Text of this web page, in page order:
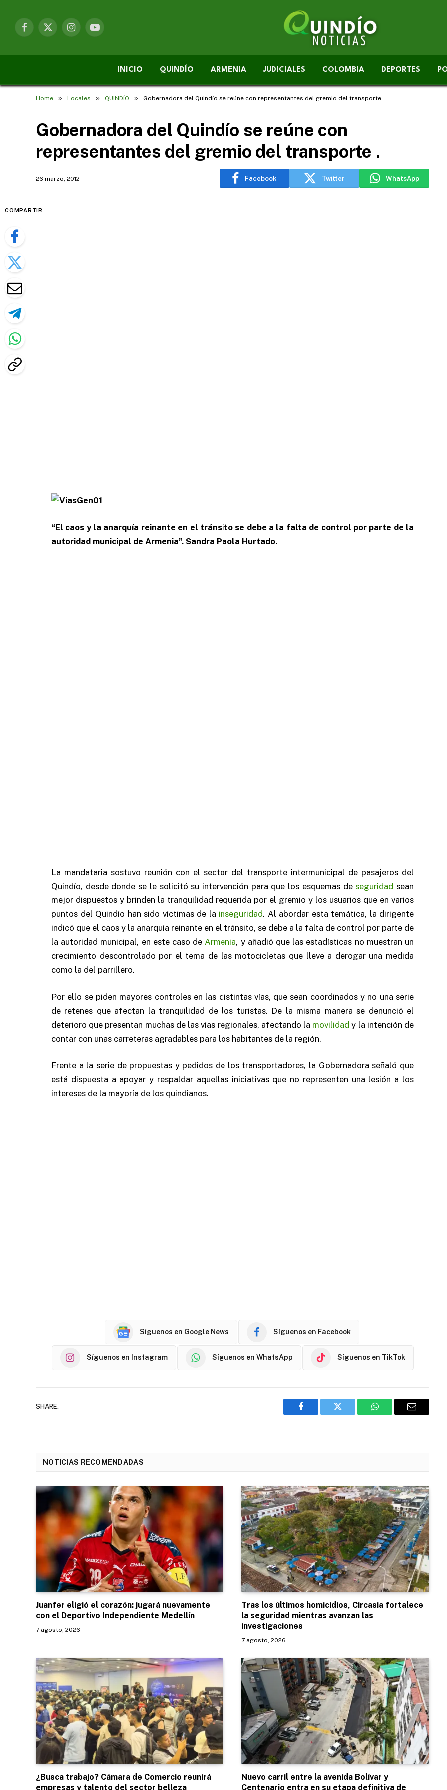
Facebook
X
InstagramYouTube
INICIO QUINDÍO ARMENIA JUDICIALES COLOMBIA DEPORTES
Home » Locales » QUINDÍO » Gobernadora del Quindío se reúne con representantes del gremio del transporte .
Gobernadora del Quindío se reúne con
representantes del gremio del transporte .
26 marzo, 2012 Facebook Twitter WhatsApp
COMPARTIR
“El caos y la anarquía reinante en el tránsito se debe a la falta de control por parte de la
autoridad municipal de Armenia”. Sandra Paola Hurtado.
La mandataria sostuvo reunión con el sector del transporte intermunicipal de pasajeros del
Quindío, desde donde se le solicitó su intervención para que los esquemas deseguridad sean
mejor dispuestos y brinden la tranquilidad requerida por el gremio y los usuarios que en varios
puntos del Quindío han sido víctimas de la inseguridad. Al abordar esta temática, la dirigente
indicó que el caos y la anarquía reinante en el tránsito, se debe a la falta de control por parte de
la autoridad municipal, en este caso deArmenia, y añadió que las estadísticas no muestran un
crecimiento descontrolado por el tema de las motocicletas que lleve a derogar una medida
como la del parrillero.
Por ello se piden mayores controles en las distintas vías, que sean coordinados y no una serie
de retenes que afectan la tranquilidad de los turistas. De la misma manera se denunció el
deterioro que presentan muchas de las vías regionales, afectando la movilidad y la intención de
contar con unas carreteras agradables para los habitantes de la región.
Frente a la serie de propuestas y pedidos de los transportadores, la Gobernadora señaló que
está dispuesta a apoyar y respaldar aquellas iniciativas que no representen una lesión a los
intereses de la mayoría de los quindianos.
Síguenos en Google News Síguenos en Facebook
Síguenos en Instagram Síguenos en WhatsApp Síguenos en TikTok
SHARE.
Facebook Twitter WhatsAppEmail
NOTICIAS RECOMENDADAS
Juanfer eligió el corazón: jugará nuevamente
con el Deportivo Independiente Medellín
7 agosto, 2026
Tras los últimos homicidios, Circasia fortalece
la seguridad mientras avanzan las
investigaciones
7 agosto, 2026
¿Busca trabajo? Cámara de Comercio reunirá
empresas y talento del sector belleza
Nuevo carril entre la avenida Bolívar y
Centenario entra en su etapa definitiva de